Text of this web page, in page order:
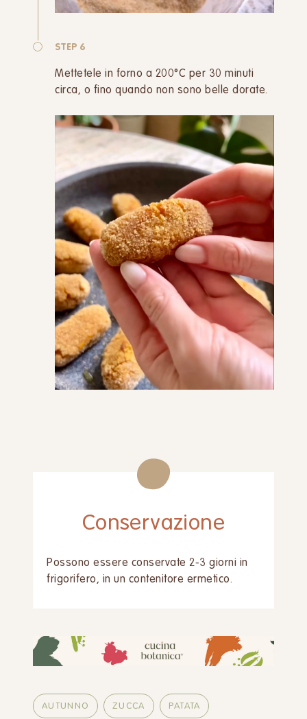
STEP 6
Mettetele in forno a 200°C per 30 minuti
circa, o fino quando non sono belle dorate.
Conservazione
Possono essere conservate 2-3 giorni in
frigorifero, in un contenitore ermetico.
AUTUNNO ZUCCA PATATA